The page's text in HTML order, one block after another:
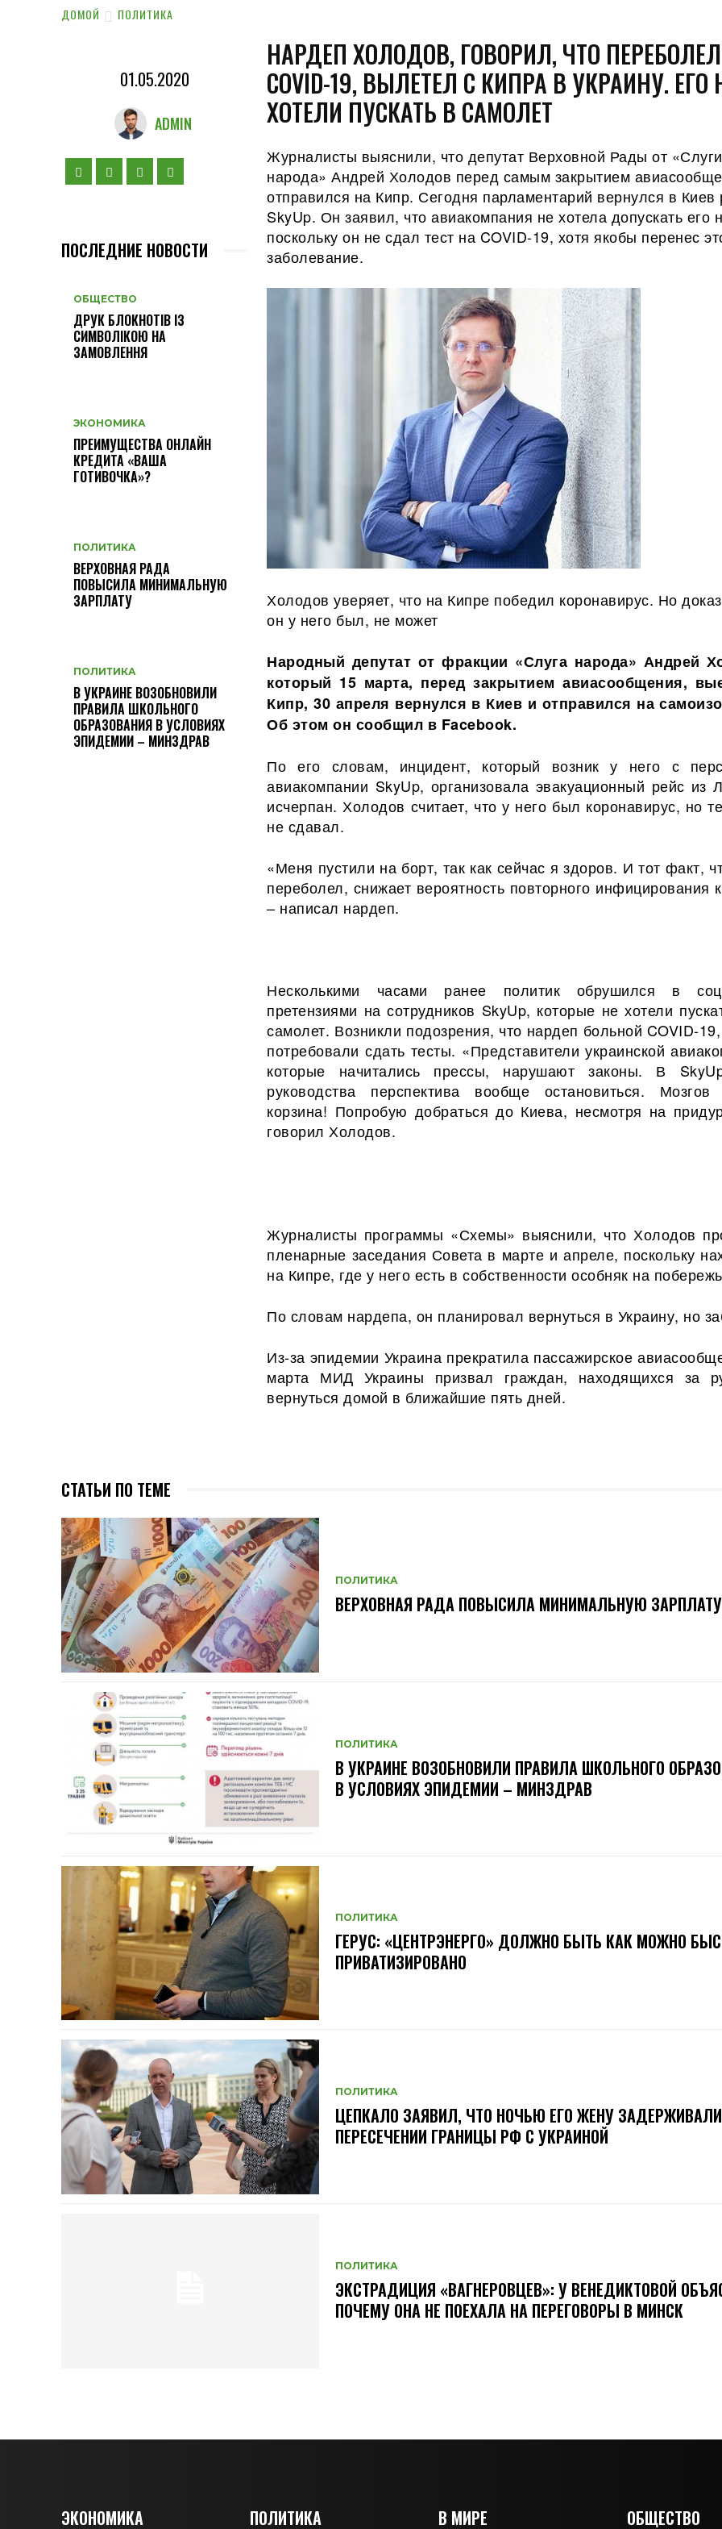
ДОМОЙ ПОЛИТИКА
01.05.2020
ADMIN
ПОСЛЕДНИЕ НОВОСТИ
ОБЩЕСТВО
ДРУК БЛОКНОТІВ ІЗ
СИМВОЛІКОЮ НА
ЗАМОВЛЕННЯ
ЭКОНОМИКА
ПРЕИМУЩЕСТВА ОНЛАЙН
КРЕДИТА «ВАША
ГОТИВОЧКА»?
ПОЛИТИКА
ВЕРХОВНАЯ РАДА
ПОВЫСИЛА МИНИМАЛЬНУЮ
ЗАРПЛАТУ
ПОЛИТИКА
В УКРАИНЕ ВОЗОБНОВИЛИ
ПРАВИЛА ШКОЛЬНОГО
ОБРАЗОВАНИЯ В УСЛОВИЯХ
ЭПИДЕМИИ – МИНЗДРАВ
НАРДЕП ХОЛОДОВ, ГОВОРИЛ, ЧТО ПЕРЕБОЛЕЛ
COVID-19, ВЫЛЕТЕЛ С КИПРА В УКРАИНУ. ЕГО
ХОТЕЛИ ПУСКАТЬ В САМОЛЕТ
Журналисты выяснили, что депутат Верховной Рады от «Слуги
народа» Андрей Холодов перед самым закрытием
отправился на Кипр. Сегодня парламентарий вернулся в Киев
SkyUp. Он заявил, что авиакомпания не хотела допускать его
поскольку он не сдал тест на COVID-19, хотя якобы перенес
заболевание.
Холодов уверяет, что на Кипре победил коронавирус. Но
он у него был, не может
Народный депутат от фракции «Слуга народа» Андрей
который 15 марта, перед закрытием авиасообщения,
Кипр, 30 апреля вернулся в Киев и отправился на
Об этом он сообщил в Facebook.
По его словам, инцидент, который возник у него с
авиакомпании SkyUp, организовала эвакуационный рейс из
исчерпан. Холодов считает, что у него был коронавирус, но
не сдавал.
«Меня пустили на борт, так как сейчас я здоров. И тот факт,
переболел, снижает вероятность повторного инфицирования
– написал нардеп.
Несколькими часами ранее политик обрушился в
претензиями на сотрудников SkyUp, которые не хотели
самолет. Возникли подозрения, что нардеп больной COVID-
потребовали сдать тесты. «Представители украинской
которые начитались прессы, нарушают законы. В
руководства перспектива вообще остановиться. Мозгов
корзина! Попробую добраться до Киева, несмотря на
говорил Холодов.
Журналисты программы «Схемы» выяснили, что Холодов
пленарные заседания Совета в марте и апреле, поскольку
на Кипре, где у него есть в собственности особняк на
По словам нардепа, он планировал вернуться в Украину, но
Из-за эпидемии Украина прекратила пассажирское
марта МИД Украины призвал граждан, находящихся за
вернуться домой в ближайшие пять дней.
СТАТЬИ ПО ТЕМЕ
ПОЛИТИКА
ВЕРХОВНАЯ РАДА ПОВЫСИЛА МИНИМАЛЬНУЮ ЗАРПЛАТУ
ПОЛИТИКА
В УКРАИНЕ ВОЗОБНОВИЛИ ПРАВИЛА ШКОЛЬНОГО
В УСЛОВИЯХ ЭПИДЕМИИ – МИНЗДРАВ
ПОЛИТИКА
ГЕРУС: «ЦЕНТРЭНЕРГО» ДОЛЖНО БЫТЬ КАК МОЖНО
ПРИВАТИЗИРОВАНО
ПОЛИТИКА
ЦЕПКАЛО ЗАЯВИЛ, ЧТО НОЧЬЮ ЕГО ЖЕНУ
ПЕРЕСЕЧЕНИИ ГРАНИЦЫ РФ С УКРАИНОЙ
ПОЛИТИКА
ЭКСТРАДИЦИЯ «ВАГНЕРОВЦЕВ»: У ВЕНЕДИКТОВОЙ
ПОЧЕМУ ОНА НЕ ПОЕХАЛА НА ПЕРЕГОВОРЫ В МИНСК
ЭКОНОМИКА ПОЛИТИКА В МИРЕ ОБЩЕСТВО